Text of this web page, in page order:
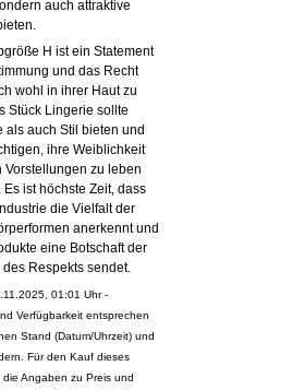
auch attraktive
H ist ein Statement
und das Recht
wohl in ihrer Haut zu
Stück Lingerie sollte
als auch Stil bieten und
ihre Weiblichkeit
Vorstellungen zu leben
ist höchste Zeit, dass
die Vielfalt der
anerkennt und
eine Botschaft der
Respekts sendet.
01:01 Uhr -
Verfügbarkeit entsprechen
Stand (Datum/Uhrzeit) und
Für den Kauf dieses
Angaben zu Preis und